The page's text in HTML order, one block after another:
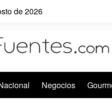
de 2026
Negocios